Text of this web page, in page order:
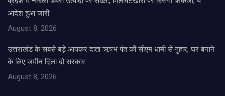
आदेश हुआ जारी
August 8, 2026
उत्तराखंड के सबसे बड़े आयकर दाता ऋषभ पंत की सीएम धामी से गुहार, घर बनाने
के लिए जमीन दिला दो सरकार
August 8, 2026